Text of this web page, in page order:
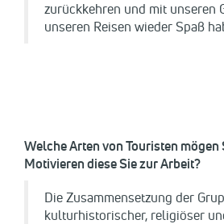
zurückkehren und mit unseren
unseren Reisen wieder Spaß
Welche Arten von Touristen mögen
Motivieren diese Sie zur Arbeit?
Die Zusammensetzung der
kulturhistorischer, religiöser